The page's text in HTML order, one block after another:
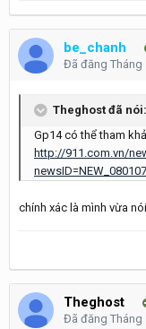
be_chanh
Đã đăng Tháng
Theghost đã nói:
Gp14 có thể tham
http://911.com.vn/
chính xác là mình vừa
Theghost
Đã đăng Tháng